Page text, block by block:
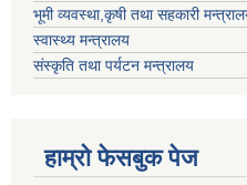
भूमी व्यवस्था,कृषी तथा सहकारी
स्वास्थ्य मन्त्रालय
संस्कृति तथा पर्यटन मन्त्रालय
हाम्राे फेसबुक पेज